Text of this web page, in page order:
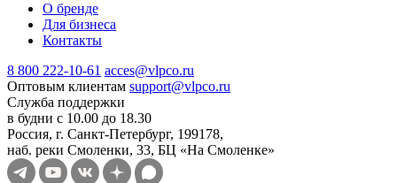
О бренде
Для бизнеса
Контакты
8 800 222-10-61 acces@vlpco.ru
Оптовым клиентам support@vlpco.ru
Служба поддержки
в будни с 10.00 до 18.30
Россия, г. Санкт-Петербург, 199178,
наб. реки Смоленки, 33, БЦ «На Смоленке»